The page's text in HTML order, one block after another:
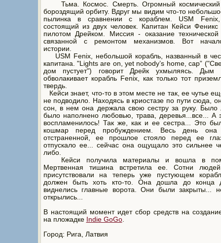
Тьма. Космос. Смерть. Огромный космический
бороздящий орбиту. Вдруг мы видим что-то
пылинка в сравнении с кораблем. USM
состоящий из двух человек. Капитан Кейси Феникс
пилотом Дрейком. Миссия - оказание
связанной с ремонтом механизмов. Вот
истории.
USM Fenix, небольшой корабль, названный в
капитана. "Lights are on, yet nobody’s home, cap”
дом пустует") говорит Дрейк ухмыляясь. Дым
обволакивает корабль Fenix, как только тот
твердь.
Кейси знает, что-то в этом месте не так, ее чутье
не подводило. Находясь в криостазе по пути сюда,
сон, в нем она держала свою сестру за руку. Было
было наполнено любовью, трава, деревья...все... А
воспламенилось! Так же, как и ее сестра... Это
кошмар перед пробуждением. Весь день она
отстраненной, ее прошлое стояло перед ее
отпускало ее... сейчас она ощущало это сильнее
либо.
Кейси получила материалы и вошла в
Мертвенная тишина встретила ее. Сотни людей
присутствовали на теперь уже пустующем
должен быть хоть кто-то. Она дошла до конца
виднелись главные ворота. Они были закрыты...
открылись...
В настоящий момент идет сбор средств на
на пложадке Indie GoGo.
Город: Рига, Латвия